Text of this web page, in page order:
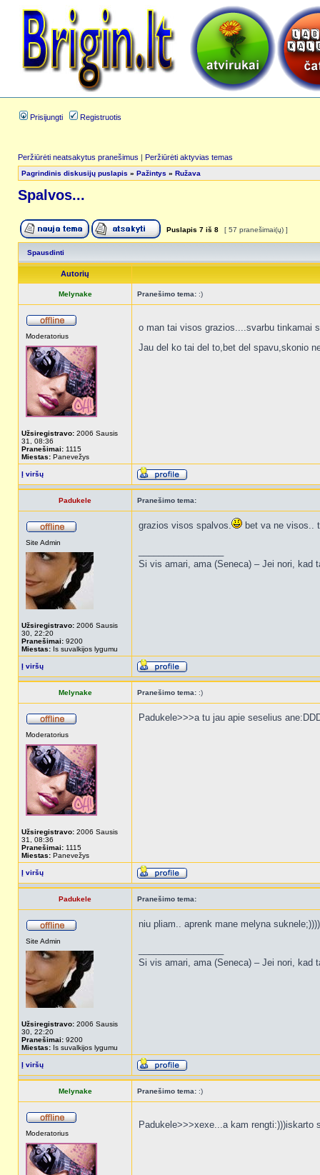
Prisijungti Registruotis
Peržiūrėti neatsakytus pranešimus | Peržiūrėti aktyvias temas
Pagrindinis diskusijų puslapis » Pažintys » Ružava
Spalvos...
Puslapis 7 iš 8 [ 57 pranešimai(ų) ]
Spausdinti
Autorių
Melynake Pranešimo tema: :)
Moderatorius
Užsiregistravo: 2006 Sausis
31, 08:36
Pranešimai: 1115
Miestas: Panevežys
o man tai visos grazios....svarbu tinkamai
Jau del ko tai del to,bet del spavu,skonio
Į viršų
Padukele Pranešimo tema:
Site Admin
Užsiregistravo: 2006 Sausis
30, 22:20
Pranešimai: 9200
Miestas: Is suvalkijos lygumu
grazios visos spalvos. bet va ne visos..
Si vis amari, ama (Seneca) – Jei nori, kad
Į viršų
Melynake Pranešimo tema: :)
Moderatorius
Užsiregistravo: 2006 Sausis
31, 08:36
Pranešimai: 1115
Miestas: Panevežys
Padukele>>>a tu jau apie seselius
Į viršų
Padukele Pranešimo tema:
Site Admin
Užsiregistravo: 2006 Sausis
30, 22:20
Pranešimai: 9200
Miestas: Is suvalkijos lygumu
niu pliam.. aprenk mane melyna
Si vis amari, ama (Seneca) – Jei nori, kad
Į viršų
Melynake Pranešimo tema: :)
Moderatorius
Padukele>>>xexe...a kam rengti:)))iskarto